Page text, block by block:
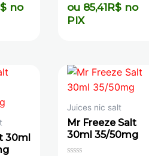
no
ou 85,41R$ no
PIX
30ml
Juices nic salt
Mr Freeze Salt
30ml 35/50mg